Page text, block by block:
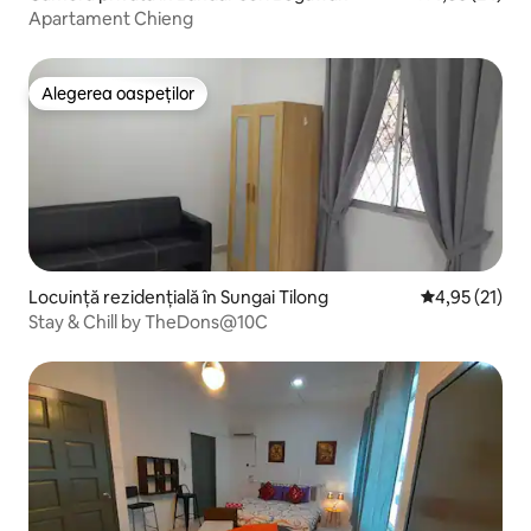
Apartament Chieng
Alegerea oaspeților
Alegerea oaspeților
Locuință rezidențială în Sungai Tilong Scor mediu
4,95 (21)
Stay & Chill by TheDons@10C